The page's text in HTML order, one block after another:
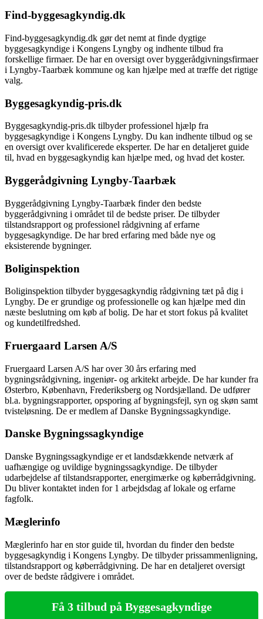
Find-byggesagkyndig.dk
Find-byggesagkyndig.dk gør det nemt at finde dygtige
byggesagkyndige i Kongens Lyngby og indhente tilbud fra
forskellige firmaer. De har en oversigt over byggerådgivningsfirmaer
i Lyngby-Taarbæk kommune og kan hjælpe med at træffe det rigtige
valg.
Byggesagkyndig-pris.dk
Byggesagkyndig-pris.dk tilbyder professionel hjælp fra
byggesagkyndige i Kongens Lyngby. Du kan indhente tilbud og se
en oversigt over kvalificerede eksperter. De har en detaljeret guide
til, hvad en byggesagkyndig kan hjælpe med, og hvad det koster.
Byggerådgivning Lyngby-Taarbæk
Byggerådgivning Lyngby-Taarbæk finder den bedste
byggerådgivning i området til de bedste priser. De tilbyder
tilstandsrapport og professionel rådgivning af erfarne
byggesagkyndige. De har bred erfaring med både nye og
eksisterende bygninger.
Boliginspektion
Boliginspektion tilbyder byggesagkyndig rådgivning tæt på dig i
Lyngby. De er grundige og professionelle og kan hjælpe med din
næste beslutning om køb af bolig. De har et stort fokus på kvalitet
og kundetilfredshed.
Fruergaard Larsen A/S
Fruergaard Larsen A/S har over 30 års erfaring med
bygningsrådgivning, ingeniør- og arkitekt arbejde. De har kunder fra
Østerbro, København, Frederiksberg og Nordsjælland. De udfører
bl.a. bygningsrapporter, opsporing af bygningsfejl, syn og skøn samt
tvisteløsning. De er medlem af Danske Bygningssagkyndige.
Danske Bygningssagkyndige
Danske Bygningssagkyndige er et landsdækkende netværk af
uafhængige og uvildige bygningssagkyndige. De tilbyder
udarbejdelse af tilstandsrapporter, energimærke og køberrådgivning.
Du bliver kontaktet inden for 1 arbejdsdag af lokale og erfarne
fagfolk.
Mæglerinfo
Mæglerinfo har en stor guide til, hvordan du finder den bedste
byggesagkyndig i Kongens Lyngby. De tilbyder prissammenligning,
tilstandsrapport og køberrådgivning. De har en detaljeret oversigt
over de bedste rådgivere i området.
Få 3 tilbud på Byggesagkyndige